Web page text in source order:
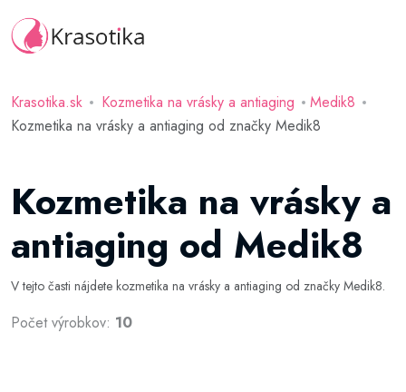
Krasotika.sk Kozmetika na vrásky a antiaging
Medik8
Kozmetika na vrásky a antiaging od značky Medik8
Kozmetika na vrásky a
antiaging od Medik8
V tejto časti nájdete kozmetika na vrásky a antiaging od značky Medik8.
Počet výrobkov: 10